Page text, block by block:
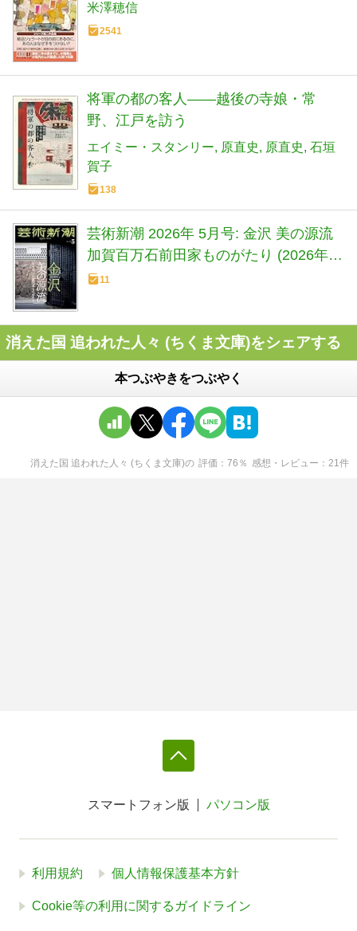
米澤穂信
2541
将軍の都の客人――越後の寺娘・常
野、江戸を訪う
エイミー・スタンリー 原直史 原直史 石垣
賀子
138
芸術新潮 2026年 5月号: 金沢 美の源流
加賀百万石前田家ものがたり (2026年 5
月号)
11
消えた国 追われた人々 (ちくま文庫)をシェアする
本つぶやきをつぶやく
消えた国 追われた人々 (ちくま文庫)の 評価 76 ％ 感想・レビュー 21件
スマートフォン版 パソコン版
利用規約 個人情報保護基本方針
Cookie等の利用に関するガイドライン